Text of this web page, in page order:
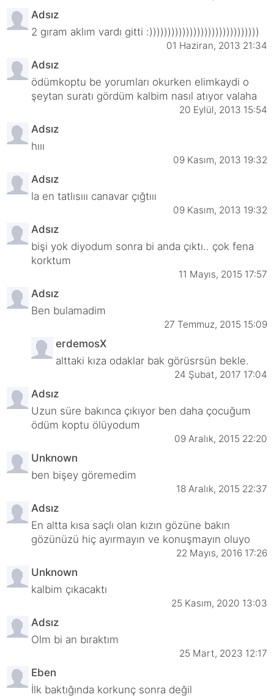
Adsız
2 gıram aklım vardı gitti :))))))))))))))))))))))))))))))
01 Haziran, 2013 21:34
Adsız
ödümkoptu be yorumları okurken elimkaydi o
şeytan suratı gördüm kalbim nasıl atıyor valaha
20 Eylül, 2013 15:54
Adsız
hııı
09 Kasım, 2013 19:32
Adsız
la en tatlısııı canavar çığtııı
09 Kasım, 2013 19:32
Adsız
bişi yok diyodum sonra bi anda çıktı.. çok fena
korktum
11 Mayıs, 2015 17:57
Adsız
Ben bulamadim
27 Temmuz, 2015 15:09
erdemosX
alttaki kıza odaklar bak görüsrsün bekle.
24 Şubat, 2017 17:04
Adsız
Uzun süre bakınca çıkıyor ben daha çocuğum
ödüm koptu ölüyodum
09 Aralık, 2015 22:20
Unknown
ben bişey göremedim
18 Aralık, 2015 22:37
Adsız
En altta kısa saçlı olan kızın gözüne bakın
gözünüzü hiç ayırmayın ve konuşmayın oluyo
22 Mayıs, 2016 17:26
Unknown
kalbim çıkacaktı
25 Kasım, 2020 13:03
Adsız
Olm bi an bıraktım
25 Mart, 2023 12:17
Eben
İlk baktığında korkunç sonra değil